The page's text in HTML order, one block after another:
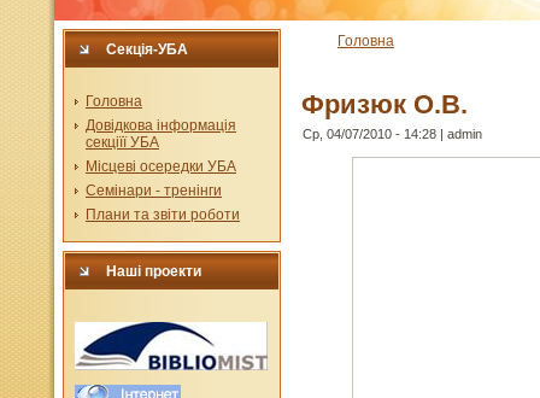
Секція-УБА
Головна
Довідкова інформація
секціїї УБА
Місцеві осередки УБА
Семінари - тренінги
Плани та звіти роботи
Наші проекти
Головна
Фризюк О.В.
Ср, 04/07/2010 - 14:28 | admin